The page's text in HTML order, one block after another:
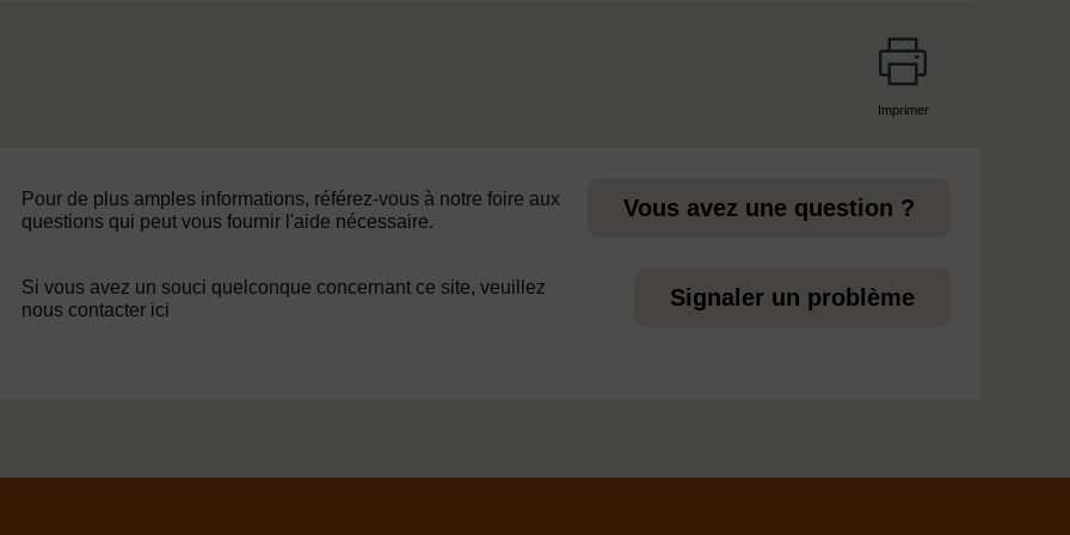
Imprimer
Pour de plus amples informations, référez-vous à notre foire aux
questions qui peut vous fournir l'aide nécessaire.
Vous avez une question ?
Si vous avez un souci quelconque concernant ce site, veuillez
nous contacter ici
Signaler un problème